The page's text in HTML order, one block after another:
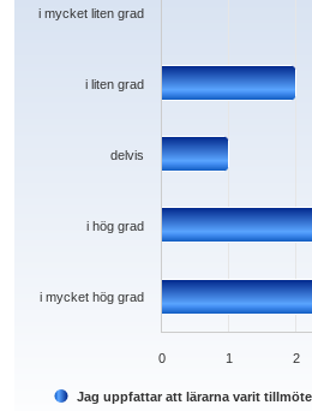
Jag uppfattar att lärarna varit
i mycket hög grad
i hög grad
delvis
i liten grad
i mycket liten grad
0 1 2